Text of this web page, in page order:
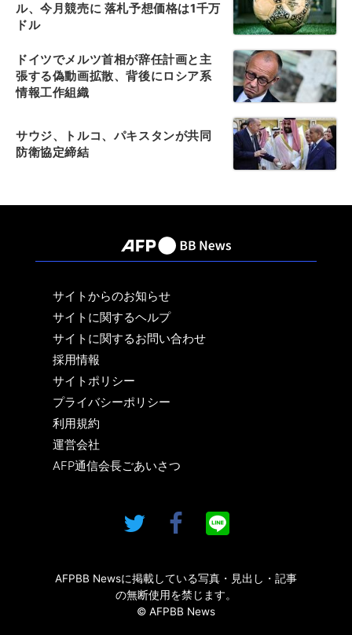
ル、今月競売に 落札予想価格は1千万
ドル
ドイツでメルツ首相が辞任計画と主
張する偽動画拡散、背後にロシア系
情報工作組織
サウジ、トルコ、パキスタンが共同
防衛協定締結
サイトからのお知らせ
サイトに関するヘルプ
サイトに関するお問い合わせ
採用情報
サイトポリシー
プライバシーポリシー
利用規約
運営会社
AFP通信会長ごあいさつ
AFPBB Newsに掲載している写真・見出し・記事
の無断使用を禁じます。
© AFPBB News